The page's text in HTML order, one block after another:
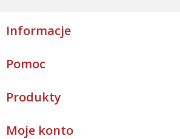
Informacje
Pomoc
Produkty
Moje konto